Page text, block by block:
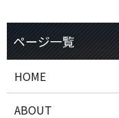
HOME
ABOUT